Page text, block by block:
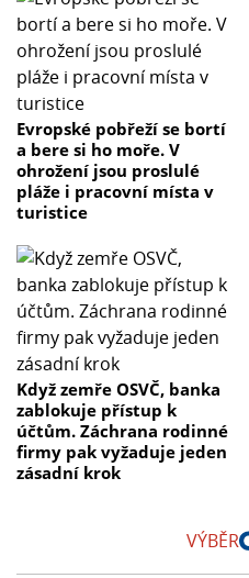
Evropské pobřeží se bortí
a bere si ho moře. V
ohrožení jsou proslulé
pláže i pracovní místa v
turistice
Když zemře OSVČ, banka
zablokuje přístup k
účtům. Záchrana rodinné
firmy pak vyžaduje jeden
zásadní krok
VÝBĚR